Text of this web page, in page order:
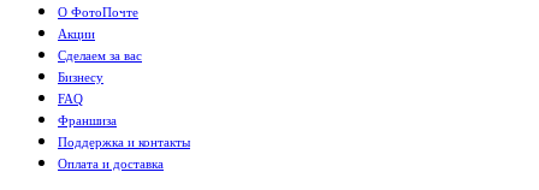
О ФотоПочте
Акции
Сделаем за вас
Бизнесу
FAQ
Франшиза
Поддержка и контакты
Оплата и доставка